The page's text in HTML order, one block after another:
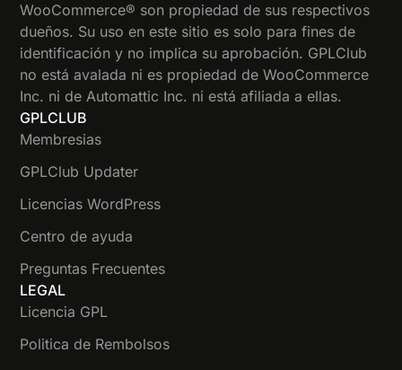
WooCommerce® son propiedad de sus respectivos
dueños. Su uso en este sitio es solo para fines de
identificación y no implica su aprobación. GPLClub
no está avalada ni es propiedad de WooCommerce
Inc. ni de Automattic Inc. ni está afiliada a ellas.
GPLCLUB
Membresias
GPLClub Updater
Licencias WordPress
Centro de ayuda
Preguntas Frecuentes
LEGAL
Licencia GPL
Politica de Rembolsos